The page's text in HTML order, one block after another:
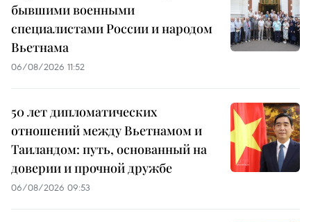
бывшими военными
специалистами России и народом
Вьетнама
06/08/2026 11:52
50 лет дипломатических
отношений между Вьетнамом и
Таиландом: путь, основанный на
доверии и прочной дружбе
06/08/2026 09:53